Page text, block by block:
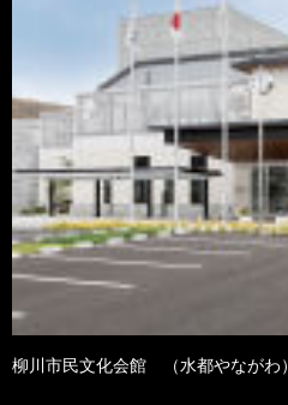
柳川市民文化会館 （水都やながわ）